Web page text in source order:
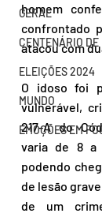
GERAL
CENTENÁRIO DE
ELEIÇÕES 2024
MUNDO
EMOÇÕES EM
homem
confrontado
atacou com
O idoso foi
vulnerável,
217-A do
varia de 8 a
podendo
de lesão
de um